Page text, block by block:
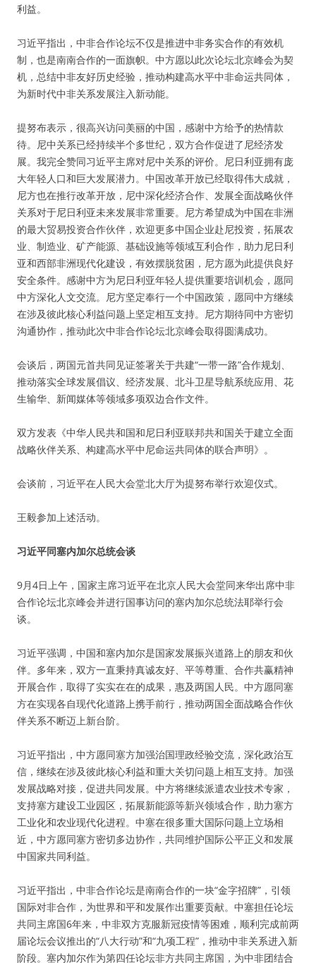
利益。
习近平指出，中非合作论坛不仅是推进中非务实合作的有效机
制，也是南南合作的一面旗帜。中方愿以此次论坛北京峰会为契
机，总结中非友好历史经验，推动构建高水平中非命运共同体，
为新时代中非关系发展注入新动能。
提努布表示，很高兴访问美丽的中国，感谢中方给予的热情款
待。尼中关系已经持续半个多世纪，双方合作促进了尼经济发
展。我完全赞同习近平主席对尼中关系的评价。尼日利亚拥有庞
大年轻人口和巨大发展潜力。中国改革开放已经取得伟大成就，
尼方也在推行改革开放，尼中深化经济合作、发展全面战略伙伴
关系对于尼日利亚未来发展非常重要。尼方希望成为中国在非洲
的最大贸易投资合作伙伴，欢迎更多中国企业赴尼投资，拓展农
业、制造业、矿产能源、基础设施等领域互利合作，助力尼日利
亚和西部非洲现代化建设，有效摆脱贫困，尼方愿为此提供良好
安全条件。感谢中方为尼日利亚年轻人提供重要培训机会，愿同
中方深化人文交流。尼方坚定奉行一个中国政策，愿同中方继续
在涉及彼此核心利益问题上坚定相互支持。尼方期待同中方密切
沟通协作，推动此次中非合作论坛北京峰会取得圆满成功。
会谈后，两国元首共同见证签署关于共建“一带一路”合作规划、
推动落实全球发展倡议、经济发展、北斗卫星导航系统应用、花
生输华、新闻媒体等领域多项双边合作文件。
双方发表《中华人民共和国和尼日利亚联邦共和国关于建立全面
战略伙伴关系、构建高水平中尼命运共同体的联合声明》。
会谈前，习近平在人民大会堂北大厅为提努布举行欢迎仪式。
王毅参加上述活动。
习近平同塞内加尔总统会谈
9月4日上午，国家主席习近平在北京人民大会堂同来华出席中非
合作论坛北京峰会并进行国事访问的塞内加尔总统法耶举行会
谈。
习近平强调，中国和塞内加尔是国家发展振兴道路上的朋友和伙
伴。多年来，双方一直秉持真诚友好、平等尊重、合作共赢精神
开展合作，取得了实实在在的成果，惠及两国人民。中方愿同塞
方在实现各自现代化道路上携手前行，推动两国全面战略合作伙
伴关系不断迈上新台阶。
习近平指出，中方愿同塞方加强治国理政经验交流，深化政治互
信，继续在涉及彼此核心利益和重大关切问题上相互支持。加强
发展战略对接，促进共同发展。中方将继续派遣农业技术专家，
支持塞方建设工业园区，拓展新能源等新兴领域合作，助力塞方
工业化和农业现代化进程。中塞在很多重大国际问题上立场相
近，中方愿同塞方密切多边协作，共同维护国际公平正义和发展
中国家共同利益。
习近平指出，中非合作论坛是南南合作的一块“金字招牌”，引领
国际对非合作，为世界和平和发展作出重要贡献。中塞担任论坛
共同主席国6年来，中非双方克服新冠疫情等困难，顺利完成前两
届论坛会议推出的“八大行动”和“九项工程”，推动中非关系进入新
阶段。塞内加尔作为第四任论坛非方共同主席国，为中非团结合